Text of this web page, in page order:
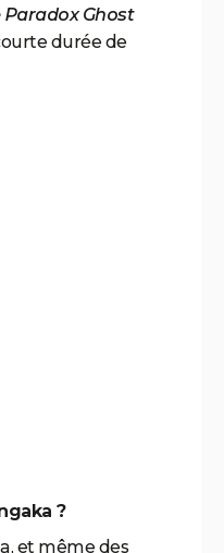
Paradox Ghost
durée de
?
et même des